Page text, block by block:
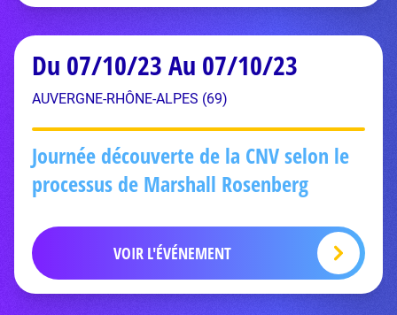
Du 07/10/23 Au 07/10/23
AUVERGNE-RHÔNE-ALPES (69)
Journée découverte de la CNV selon le
processus de Marshall Rosenberg
VOIR L'ÉVÉNEMENT